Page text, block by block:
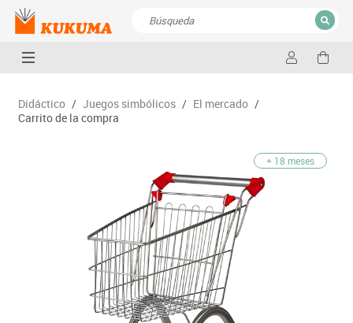
CERRAR
Didáctico / Juegos simbólicos / El mercado /
Carrito de la compra
+ 18 meses